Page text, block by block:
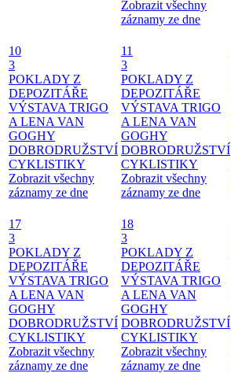
Zobrazit všechny
záznamy ze dne
10
3
POKLADY Z
DEPOZITÁŘE
VÝSTAVA TRIGO
A LENA VAN
GOGHY
DOBRODRUŽSTVÍ
CYKLISTIKY
Zobrazit všechny
záznamy ze dne
11
3
POKLADY Z
DEPOZITÁŘE
VÝSTAVA TRIGO
A LENA VAN
GOGHY
DOBRODRUŽSTVÍ
CYKLISTIKY
Zobrazit všechny
záznamy ze dne
17
3
POKLADY Z
DEPOZITÁŘE
VÝSTAVA TRIGO
A LENA VAN
GOGHY
DOBRODRUŽSTVÍ
CYKLISTIKY
Zobrazit všechny
záznamy ze dne
18
3
POKLADY Z
DEPOZITÁŘE
VÝSTAVA TRIGO
A LENA VAN
GOGHY
DOBRODRUŽSTVÍ
CYKLISTIKY
Zobrazit všechny
záznamy ze dne